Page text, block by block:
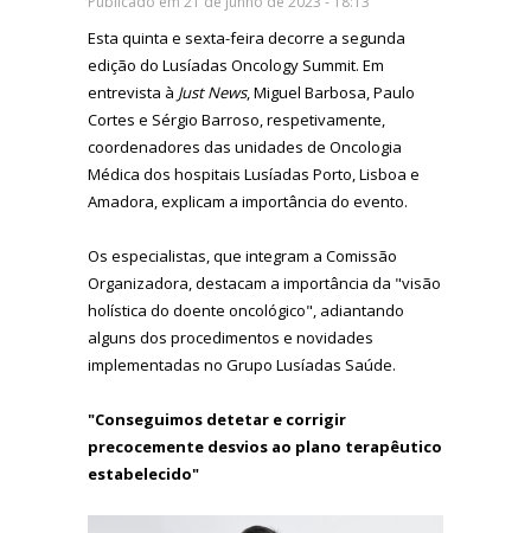
Esta quinta e sexta-feira decorre a segunda
edição do Lusíadas Oncology Summit. Em
entrevista à Just News, Miguel Barbosa, Paulo
Cortes e Sérgio Barroso, respetivamente,
coordenadores das unidades de Oncologia
Médica dos hospitais Lusíadas Porto, Lisboa e
Amadora, explicam a importância do evento.
Os especialistas, que integram a Comissão
Organizadora, destacam a importância da "visão
holística do doente oncológico", adiantando
alguns dos procedimentos e novidades
implementadas no Grupo Lusíadas Saúde.
"Conseguimos detetar e corrigir
precocemente desvios ao plano terapêutico
estabelecido"